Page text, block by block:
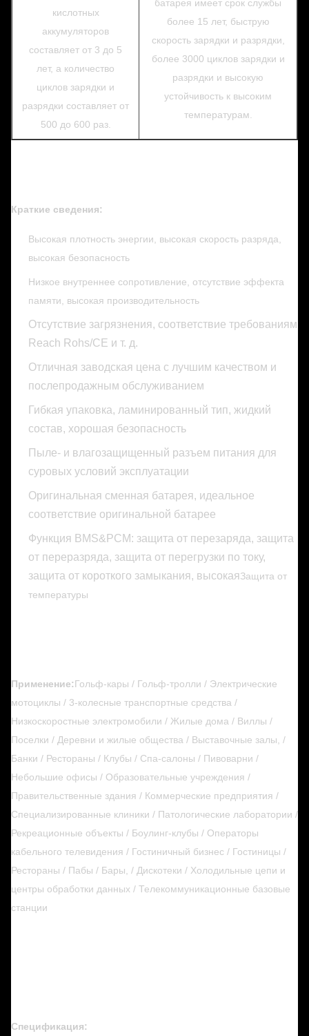
кислотных
аккумуляторов
составляет от 3 до 5
лет, а количество
циклов зарядки и
разрядки составляет от
500 до 600 раз.
батарея имеет срок службы
более 15 лет, быструю
скорость зарядки и разрядки,
более 3000 циклов зарядки и
разрядки и высокую
устойчивость к высоким
температурам.
Краткие сведения:
Высокая плотность энергии, высокая скорость разряда,
высокая безопасность
Низкое внутреннее сопротивление, отсутствие эффекта
памяти, высокая производительность
Отсутствие загрязнения, соответствие требованиям
Reach Rohs/CE и т. д.
Отличная заводская цена с лучшим качеством и
послепродажным обслуживанием
Гибкая упаковка, ламинированный тип, жидкий
состав, хорошая безопасность
Пыле- и влагозащищенный разъем питания для
суровых условий эксплуатации
​​Оригинальная сменная батарея, идеальное
соответствие оригинальной батарее
Функция BMS&PCM: защита от перезаряда, защита
от переразряда, защита от перегрузки по току,
защита от короткого замыкания, высокаяЗащита от
температуры
Применение:Гольф-кары / Гольф-тролли / Электрические
мотоциклы / 3-колесные транспортные средства /
Низкоскоростные электромобили / Жилые дома / Виллы /
Поселки / Деревни и жилые общества / Выставочные залы, /
Банки / Рестораны / Клубы / Спа-салоны / Пивоварни /
Небольшие офисы / Образовательные учреждения /
Правительственные здания / Коммерческие предприятия /
Специализированные клиники / Патологические лаборатории /
Рекреационные объекты / Боулинг-клубы / Операторы
кабельного телевидения / Гостиничный бизнес / Гостиницы /
Рестораны / Пабы / Бары, / Дискотеки / Холодильные цепи и
центры обработки данных / Телекоммуникационные базовые
станции
Спецификация: